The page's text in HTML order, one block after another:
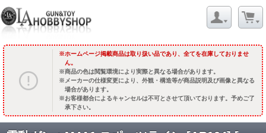
ホームページ掲載商品は取り扱い品であり、全てを在庫しておりませ
ん。
商品の色は閲覧環境により実際と異なる場合があります。
メーカーの仕様変更により、外観・構造等が商品説明及び画像と異なる
場合があります。
お客様都合によるキャンセルは不可とさせて頂いております。予めご了
承下さい。